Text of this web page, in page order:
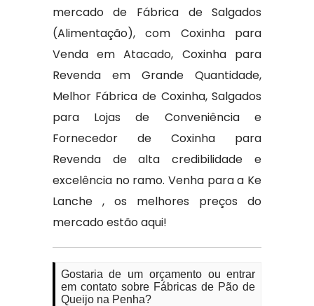
mercado de Fábrica de Salgados
(Alimentação), com Coxinha para
Venda em Atacado, Coxinha para
Revenda em Grande Quantidade,
Melhor Fábrica de Coxinha, Salgados
para Lojas de Conveniência e
Fornecedor de Coxinha para
Revenda de alta credibilidade e
excelência no ramo. Venha para a Ke
Lanche , os melhores preços do
mercado estão aqui!
Gostaria de um orçamento ou entrar
em contato sobre Fábricas de Pão de
Queijo na Penha?